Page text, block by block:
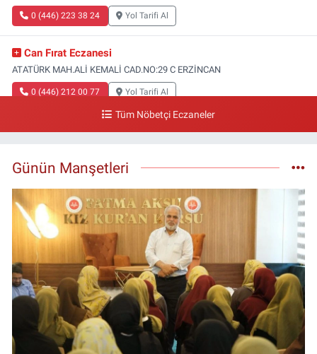
0 (446) 223 38 24 Yol Tarifi Al
Can Fırat Eczanesi
ATATÜRK MAH.ALİ KEMALİ CAD.NO:29 C ERZİNCAN
0 (446) 212 00 77 Yol Tarifi Al
0 (446) 212 10 20
Tüm Nöbetçi Eczaneler
Günün Manşetleri